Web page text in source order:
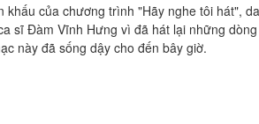
khấu của chương trình "Hãy nghe tôi hát",
sĩ Đàm Vĩnh Hưng vì đã hát lại những
này đã sống dậy cho đến bây giờ.